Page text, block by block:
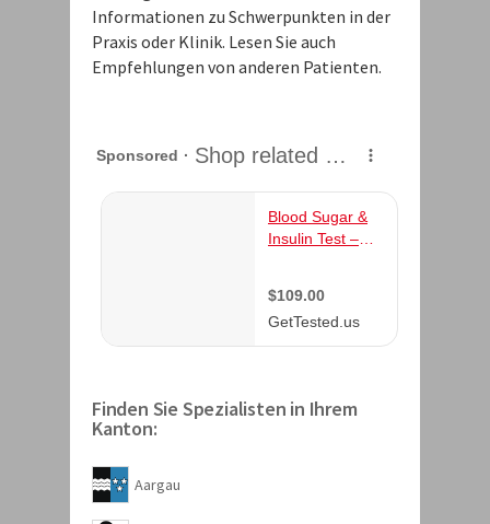
Informationen zu Schwerpunkten in der
Praxis oder Klinik. Lesen Sie auch
Empfehlungen von anderen Patienten.
Finden Sie Spezialisten in Ihrem
Kanton:
Aargau